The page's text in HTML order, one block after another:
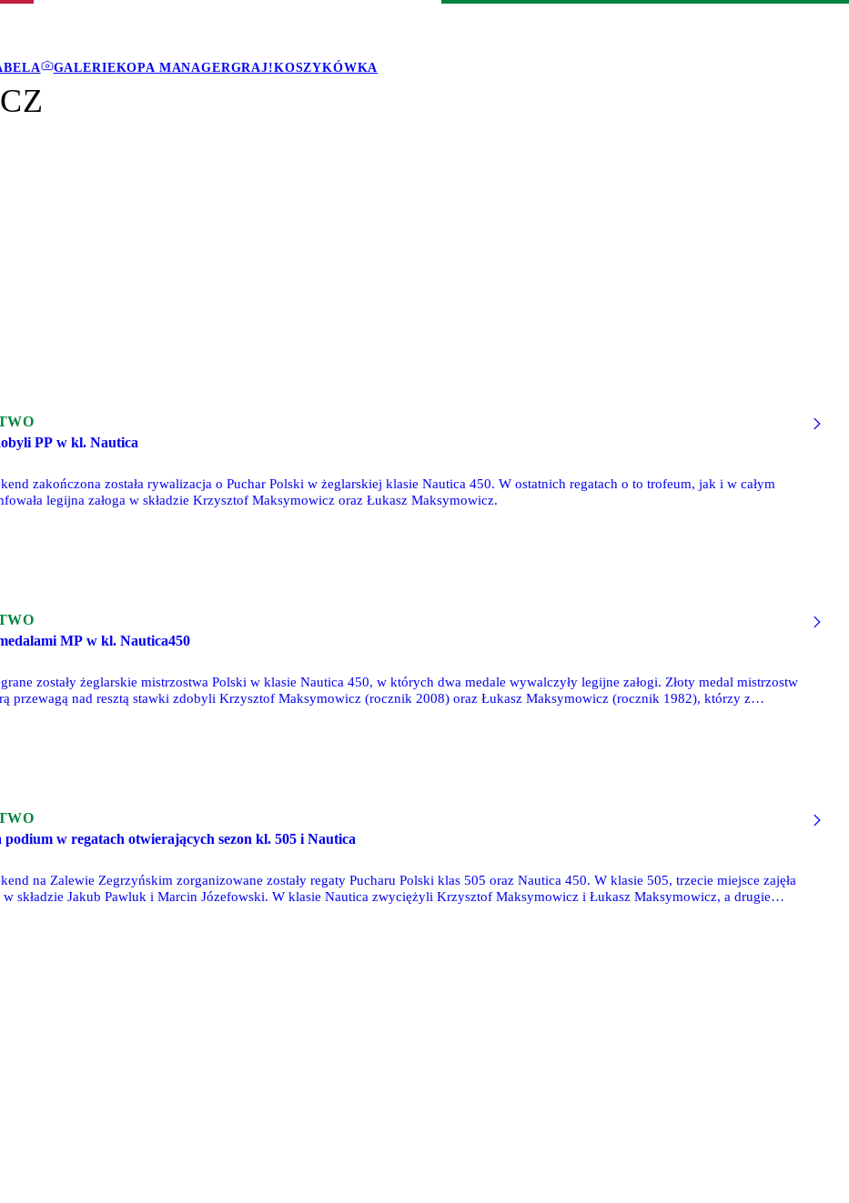
GALERIEKOPA MANAGERGRAJ!KOSZYKÓWKA
PP w kl. Nautica
zakończona została rywalizacja o Puchar Polski w żeglarskiej klasie Nautica 450. W ostatnich regatach o to trofeum, jak i w całym
legijna załoga w składzie Krzysztof Maksymowicz oraz Łukasz Maksymowicz.
MP w kl. Nautica450
zostały żeglarskie mistrzostwa Polski w klasie Nautica 450, w których dwa medale wywalczyły legijne załogi. Złoty medal mistrzostw
przewagą nad resztą stawki zdobyli Krzysztof Maksymowicz (rocznik 2008) oraz Łukasz Maksymowicz (rocznik 1982), którzy z
podium w regatach otwierających sezon kl. 505 i Nautica
na Zalewie Zegrzyńskim zorganizowane zostały regaty Pucharu Polski klas 505 oraz Nautica 450. W klasie 505, trzecie miejsce zajęła
w składzie Jakub Pawluk i Marcin Józefowski. W klasie Nautica zwyciężyli Krzysztof Maksymowicz i Łukasz Maksymowicz, a drugie